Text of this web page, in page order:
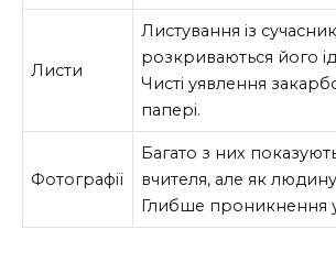
Листи
Листування із
розкриваються його
Чисті уявлення
папері.
Фотографії
Багато з них
вчителя, але як
Глибше проникнення у